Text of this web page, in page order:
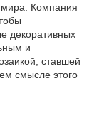
мира. Компания
декоративных
и
ставшей
смысле этого